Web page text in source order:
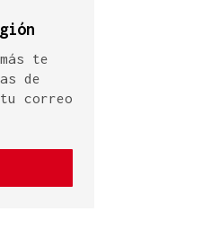
te
de
correo